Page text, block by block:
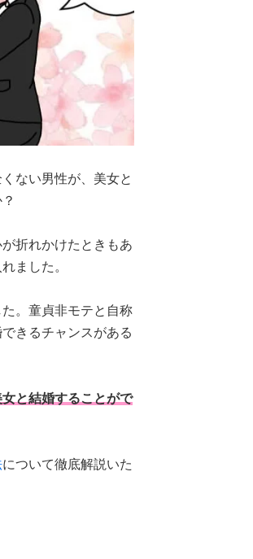
ない男性が、美女と
折れかけたときもあ
ました。
。童貞非モテと自称
きるチャンスがある
と結婚することがで
について徹底解説いた